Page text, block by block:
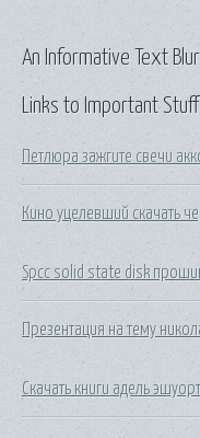
Links to Important Stuff
Петлюра зажгите свечи
Кино уцелевший скачать
Spcc solid state disk
Презентация на тему
Скачать книги адель
An Informative Text